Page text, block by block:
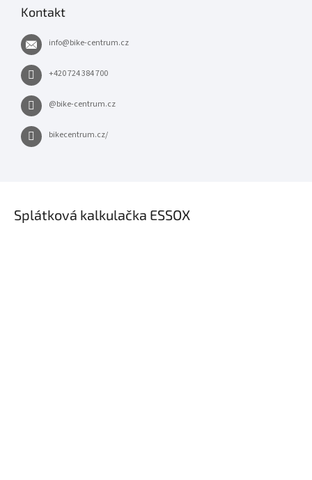
Kontakt
info@bike-centrum.cz
+420 724 384 700
@bike-centrum.cz
bikecentrum.cz/
Splátková kalkulačka ESSOX